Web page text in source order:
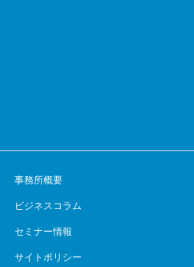
事務所概要
ビジネスコラム
セミナー情報
サイトポリシー